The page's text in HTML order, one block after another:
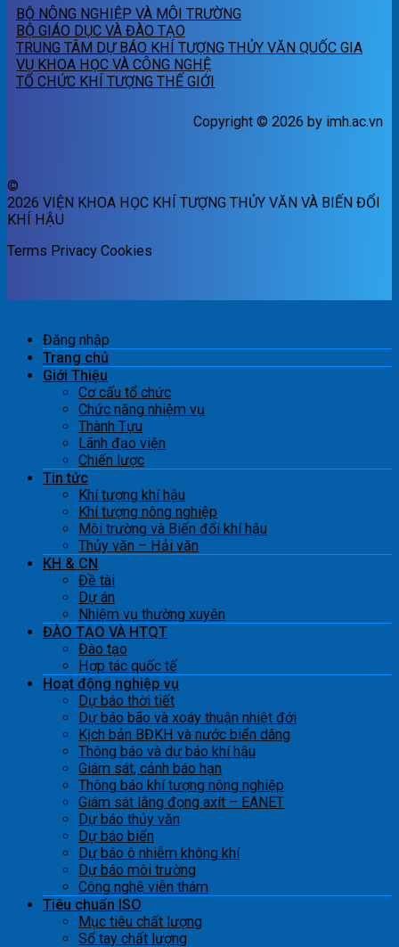
BỘ NÔNG NGHIỆP VÀ MÔI TRƯỜNG
BỘ GIÁO DỤC VÀ ĐÀO TẠO
TRUNG TÂM DỰ BÁO KHÍ TƯỢNG THỦY VĂN QUỐC GIA
VỤ KHOA HỌC VÀ CÔNG NGHỆ
TỔ CHỨC KHÍ TƯỢNG THẾ GIỚI
Copyright © 2026 by imh.ac.vn
©
2026 VIỆN KHOA HỌC KHÍ TƯỢNG THỦY VĂN VÀ BIẾN ĐỔI
KHÍ HẬU
Terms Privacy Cookies
Đăng nhập
Trang chủ
Giới Thiệu
Cơ cấu tổ chức
Chức năng nhiệm vụ
Thành Tựu
Lãnh đạo viện
Chiến lược
Tin tức
Khí tượng khí hậu
Khí tượng nông nghiệp
Môi trường và Biến đổi khí hậu
Thủy văn – Hải văn
KH & CN
Đề tài
Dự án
Nhiệm vụ thường xuyên
ĐÀO TẠO VÀ HTQT
Đào tạo
Hợp tác quốc tế
Hoạt động nghiệp vụ
Dự báo thời tiết
Dự báo bão và xoáy thuận nhiệt đới
Kịch bản BĐKH và nước biển dâng
Thông báo và dự báo khí hậu
Giám sát, cảnh báo hạn
Thông báo khí tượng nông nghiệp
Giám sát lắng đọng axít – EANET
Dự báo thủy văn
Dự báo biển
Dự báo ô nhiễm không khí
Dự báo môi trường
Công nghệ viễn thám
Tiêu chuẩn ISO
Mục tiêu chất lượng
Sổ tay chất lượng